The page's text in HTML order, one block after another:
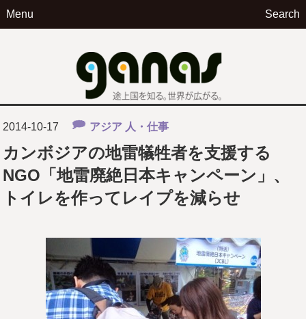
Menu Search
2014-10-17 アジア 人・仕事
カンボジアの地雷犠牲者を支援する
NGO「地雷廃絶日本キャンペーン」、
トイレを作ってレイプを減らせ